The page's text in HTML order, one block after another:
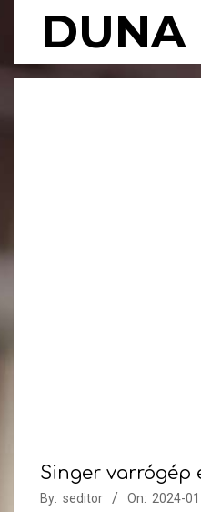
DUNA
Singer varrógép
By: seditor On: 2024-